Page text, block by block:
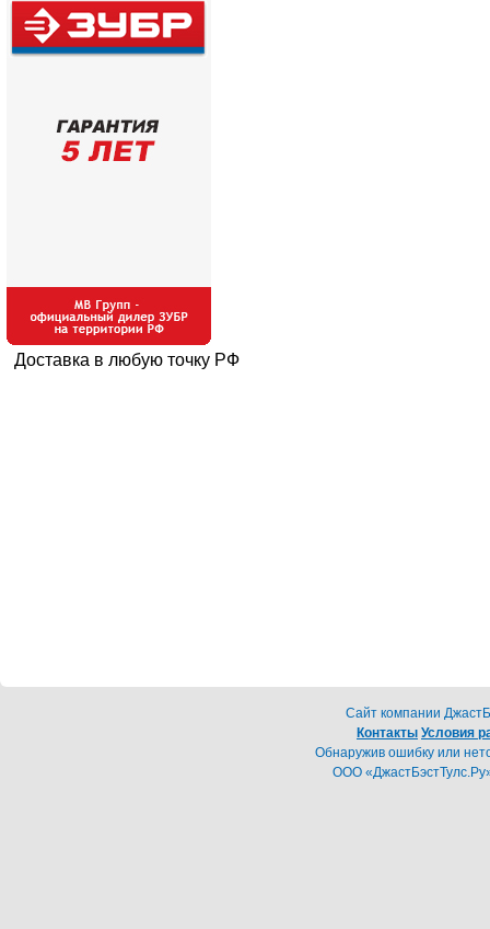
Доставка в любую точку РФ
Cайт компании
Контакты Условия
Обнаружив ошибку или
ООО